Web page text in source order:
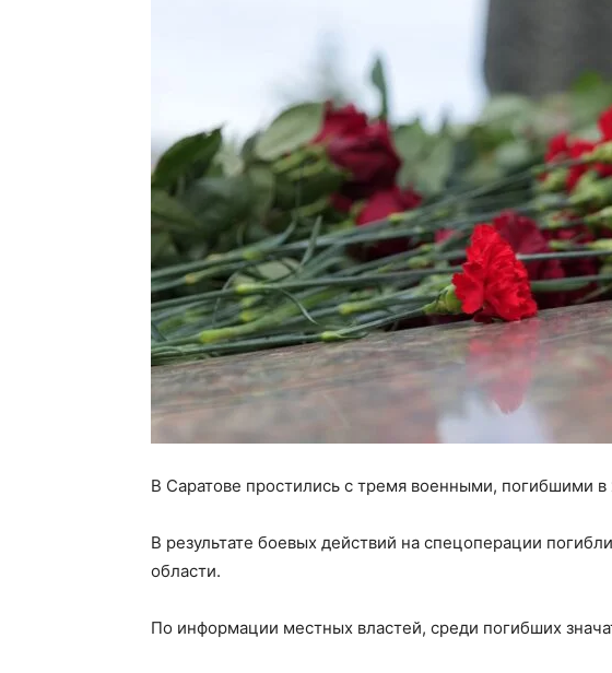
В Саратове простились с тремя военными, погибшими
В результате боевых действий на спецоперации
области.
По информации местных властей, среди погибших